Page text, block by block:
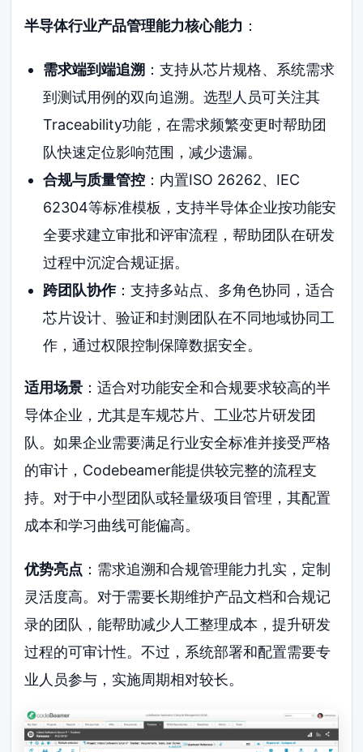
半导体行业产品管理能力核心能力 ：
需求端到端追溯 ：支持从芯片规格、系统需求
到测试用例的双向追溯。选型人员可关注其
Traceability功能，在需求频繁变更时帮助团
队快速定位影响范围，减少遗漏。
合规与质量管控：内置ISO 26262、IEC
62304等标准模板，支持半导体企业按功能安
全要求建立审批和评审流程，帮助团队在研发
过程中沉淀合规证据。
跨团队协作：支持多站点、多角色协同，适合
芯片设计、验证和封测团队在不同地域协同工
作，通过权限控制保障数据安全。
适用场景 ：适合对功能安全和合规要求较高的半
导体企业，尤其是车规芯片、工业芯片研发团
队。如果企业需要满足行业安全标准并接受严格
的审计，Codebeamer能提供较完整的流程支
持。对于中小型团队或轻量级项目管理，其配置
成本和学习曲线可能偏高。
优势亮点 ：需求追溯和合规管理能力扎实，定制
灵活度高。对于需要长期维护产品文档和合规记
录的团队，能帮助减少人工整理成本，提升研发
过程的可审计性。不过，系统部署和配置需要专
业人员参与，实施周期相对较长。